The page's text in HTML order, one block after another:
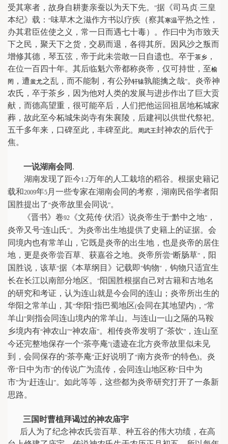
受其寒者，故身自耕妻亲蚕以为天下先。
”据《司马贞·三皇
本纪》载： “味草木之滋作方书以疗疾（察其寒温平热之性，
办其君臣佐使之义，常一日而遇七十毒）。作曰中为市致天
下之民，聚天下之货，交易而退，各得其所。因风沙之叛而
增修其德，琴五弦，帝于此未尝敢一日自遗也。卒于茶乡 ，
在位一百四十年。其后临魁六帝都称炎帝，仅可持世，至榆
罔 ，遭蚩尤之乱，而不能制，有公孙轩辕孰能擒之哉”。炎帝神
农氏，卒于茶乡，因为他对人类的发展与进步作出了巨大贡
献，而德高望重，很可能卒后，人们把他运回祖居地柘城家
葬，故此至今柘城朱岗寺有朱襄陵，后建祠以供世代祭祀。
五千多年来，口碑至此，丰碑至此。
周武王封神农的后代于
焦。
一说湖南会同 .
湖南发现了距今1.2万年的人工栽培的稻谷。根据史籍记
载和2009年5 月一些专家在湖南会同的考察，湖南民俗学者阳
国胜提出了“炎帝故里会同说”。
《晋书》卷92 《文苑传·伏滔》说炎帝生于“黔中之地” ，
炎帝又号“连山氏”。为炎帝出生地提供了史籍上的证据。会
同境内也有常羊山，它既是炎帝的出生地，也是炎帝的居住
地，更是炎帝尝百草、获嘉谷之地。炎帝所尝“断肠草” ，阳
国胜说，该草“据《本草纲目》记载即"钩物" ，钩物只适宜生
长在长江以南部分地区。
”阳国胜根据自己对古籍和古地名
的研究和考证，认为连山就是今会同的连山；炎帝所出生的
华阳之常羊山，其“华阳 ”指巴蜀地区(会同在其地望内) ， “常
羊山”则指会同连山境内的常羊山。与连山一山之隔的马鞍
乡境内有“神农山”“神农庙”。相传炎帝发明了“茶饮” ，连山至
今还完整地保存一个“茶亭庵”(遗迹在北方炎帝故里似未见
到，会同保存的“茶亭庵”正好说明了“南方炎帝”的特色)。炎
帝“ 日中为市”的传说广为流传，会同连山地区称“ 日中为
市”为“赶连山”。如此等等，这些都为炎帝研究打开了一条新
思路。
三国时曹植拜谒过的神农庙宇
后人为了纪念神农氏尝百草、种五谷的伟大功绩，在高